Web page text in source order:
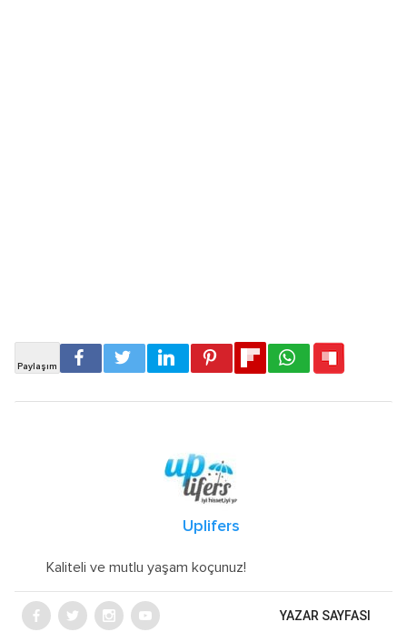
Uplifers
Kaliteli ve mutlu yaşam koçunuz!
YAZAR SAYFASI